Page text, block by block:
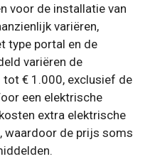
voor de installatie van
variëren,
type portal en de
variëren de
€ 1.000, exclusief de
een elektrische
extra elektrische
waardoor de prijs soms